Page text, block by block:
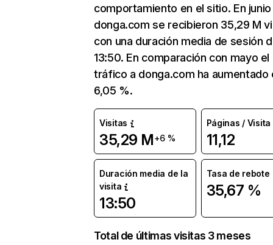
comportamiento en el sitio. En junio
donga.com se recibieron 35,29 M
con una duración media de sesión
13:50. En comparación con mayo el
tráfico a donga.com ha aumentado
6,05 %.
Visitas
35,29 M+6 %
Páginas / Visita
11,12
Duración media de la
visita
13:50
Tasa de rebote
35,67 %
Total de últimas visitas 3 meses